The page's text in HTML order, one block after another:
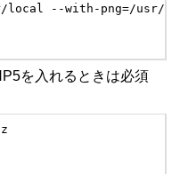
local --with-png=/usr/
を入れるときは必須